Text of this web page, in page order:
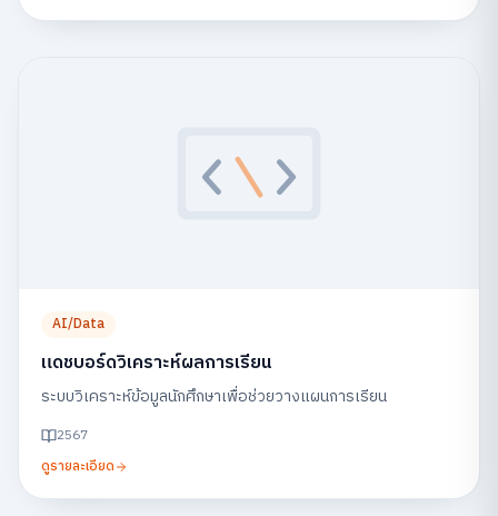
AI/Data
แดชบอร์ดวิเคราะห์ผลการเรียน
ระบบวิเคราะห์ข้อมูลนักศึกษาเพื่อช่วยวางแผนการเรียน
2567
ดูรายละเอียด